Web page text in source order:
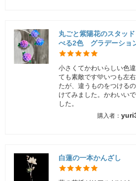
丸ごと紫陽花のスタッ
べる2色 グラデーショ
小さくてかわいらしい色
ても素敵です🩵いつも左
たが、違うものをつける
けてみました。かわいい
した。
白蓮の一本かんざし